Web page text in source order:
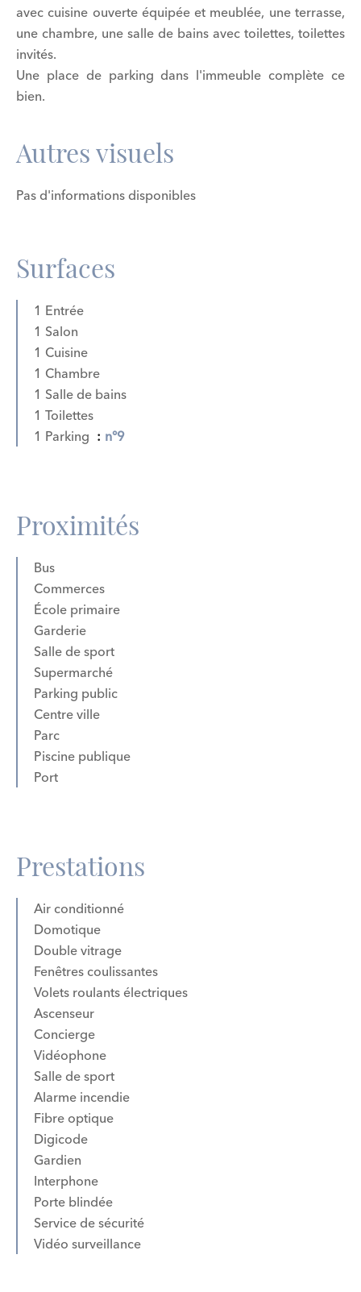
avec cuisine ouverte équipée et meublée, une terrasse,
une chambre, une salle de bains avec toilettes, toilettes
invités.
Une place de parking dans l'immeuble complète ce
bien.
Autres visuels
Pas d'informations disponibles
Surfaces
1 Entrée
1 Salon
1 Cuisine
1 Chambre
1 Salle de bains
1 Toilettes
1 Parking
n°9
Proximités
Bus
Commerces
École primaire
Garderie
Salle de sport
Supermarché
Parking public
Centre ville
Parc
Piscine publique
Port
Prestations
Air conditionné
Domotique
Double vitrage
Fenêtres coulissantes
Volets roulants électriques
Ascenseur
Concierge
Vidéophone
Salle de sport
Alarme incendie
Fibre optique
Digicode
Gardien
Interphone
Porte blindée
Service de sécurité
Vidéo surveillance